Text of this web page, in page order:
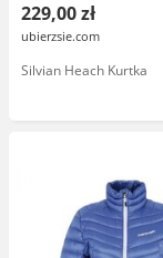
229,00 zł
ubierzsie.com
Silvian Heach Kurtka